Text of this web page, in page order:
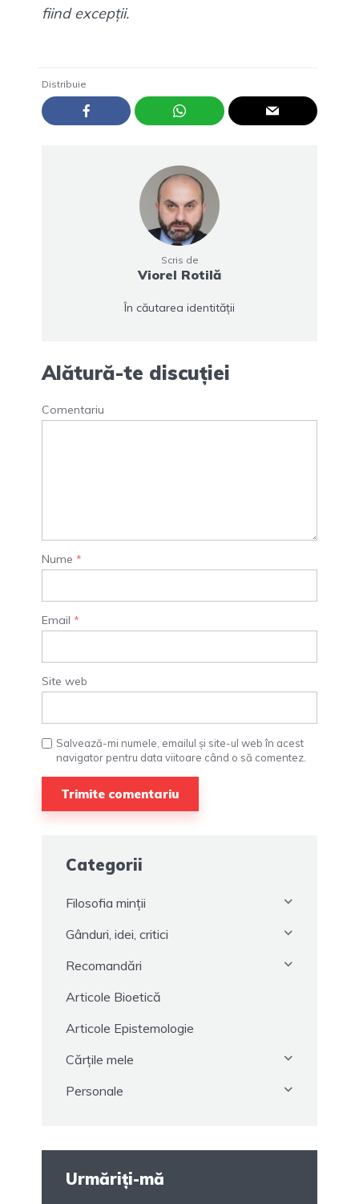
fiind excepții.
Distribuie
Scris de
Viorel Rotilă
În căutarea identității
Alătură-te discuției
Comentariu
Nume *
Email *
Site web
Salvează-mi numele, emailul și site-ul web în acest
navigator pentru data viitoare când o să comentez.
Categorii
Filosofia minții
Gânduri, idei, critici
Recomandări
Articole Bioetică
Articole Epistemologie
Cărțile mele
Personale
Urmăriți-mă